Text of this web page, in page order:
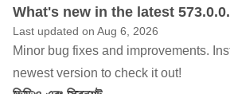
platform facilitates easy connections
and supports file sharing up to 100MB.
enhances expression through
animated stickers, GIFs, and Stories
What's new in the latest
Last updated on Aug 6, 2026
Minor bug fixes and improvements.
newest version to check it out!